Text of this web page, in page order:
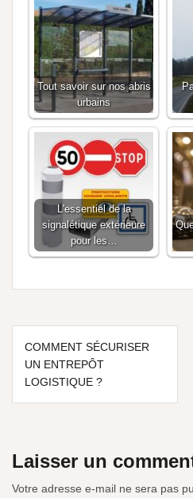
Tout savoir sur nos abris
urbains
L'essentiel de la
signalétique extérieure
pour les…
COMMENT SÉCURISER
UN ENTREPÔT
LOGISTIQUE ?
Laisser un
Votre adresse e-mail ne sera pas